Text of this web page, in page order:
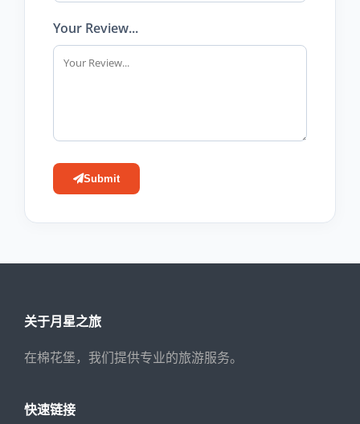
Your Review...
Submit
关于月星之旅
在棉花堡，我们提供专业的旅游服务。
快速链接